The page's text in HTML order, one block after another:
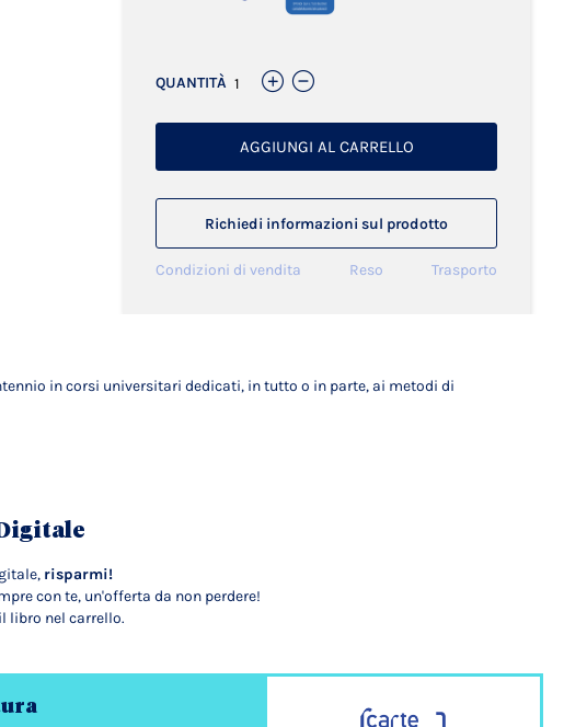
QUANTITÀ
AGGIUNGI AL CARRELLO
Richiedi informazioni sul prodotto
Condizioni di vendita Reso Trasporto
in corsi universitari dedicati, in tutto o in parte, ai metodi di
risparmi!
con te, un'offerta da non perdere!
libro nel carrello.